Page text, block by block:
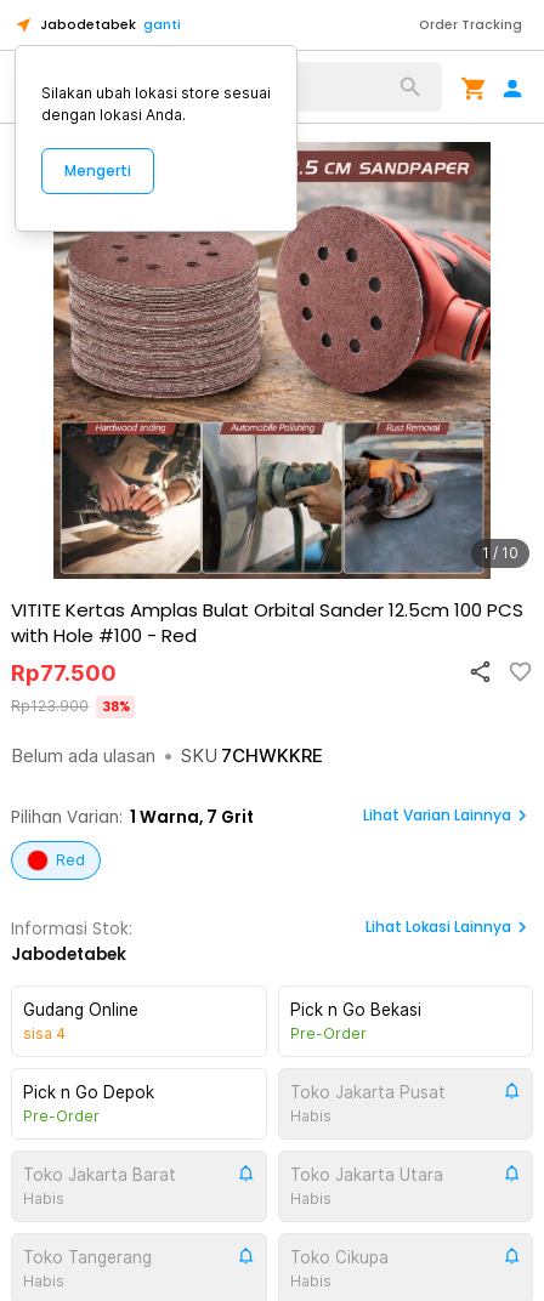
Jabodetabek ganti Order Tracking
Alat Kopi
1 / 10
VITITE Kertas Amplas Bulat Orbital Sander 12.5cm 100 PCS
with Hole #100 - Red
Belum ada ulasan • SKU 7CHWKKRE
Rp77.500
Rp123.900 38%
Pilihan Varian: 1 Warna, 7 Grit Lihat Varian Lainnya
Red
Informasi Stok:
Jabodetabek
Lihat Lokasi Lainnya
Gudang Online
sisa 4
Pick n Go Bekasi
Pre-Order
Pick n Go Depok
Pre-Order
Toko Jakarta Pusat
Habis
Toko Jakarta Barat
Habis
Toko Jakarta Utara
Habis
Toko Tangerang
Habis
Toko Cikupa
Habis
Silakan ubah lokasi store sesuai
dengan lokasi Anda.
Mengerti